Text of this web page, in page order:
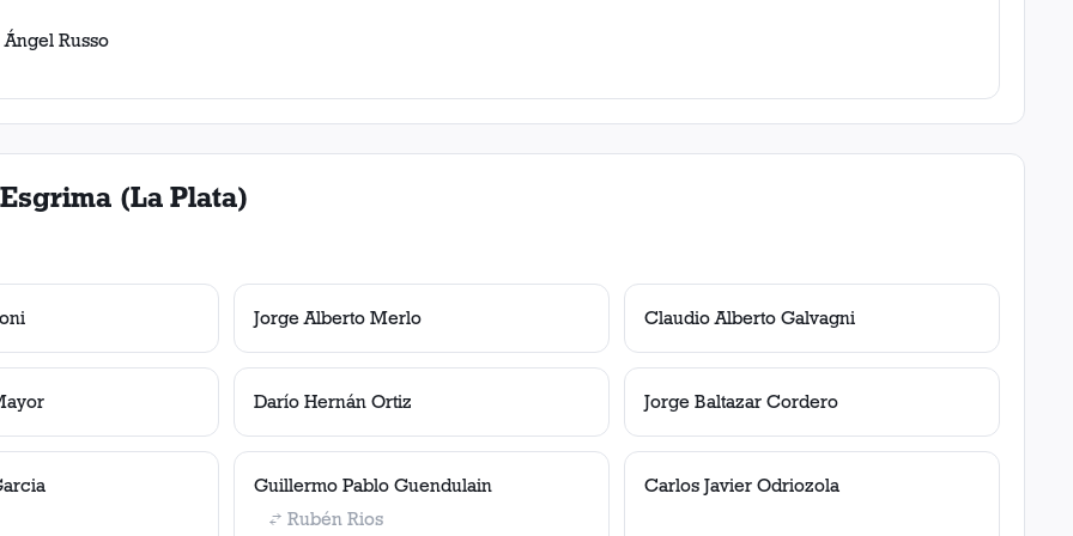
Russo
(La Plata)
Jorge Alberto Merlo Claudio Alberto Galvagni
Darío Hernán Ortiz Jorge Baltazar Cordero
Guillermo Pablo Guendulain
Rubén Rios
Carlos Javier Odriozola